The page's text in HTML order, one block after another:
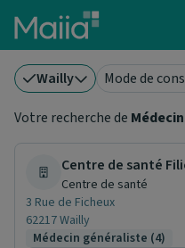
Aller au contenu principal
Wailly Mode de
Votre recherche de
Centre de santé
Centre de santé
3 Rue de Ficheux
62217 Wailly
Médecin généraliste (4)